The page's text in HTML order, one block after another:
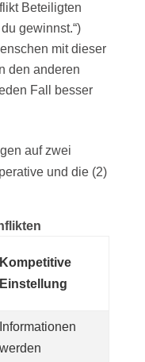
Beteiligten
gewinnst.“)
mit dieser
den anderen
Fall besser
auf zwei
und die (2)
Kompetitive
Einstellung
Informationen
werden